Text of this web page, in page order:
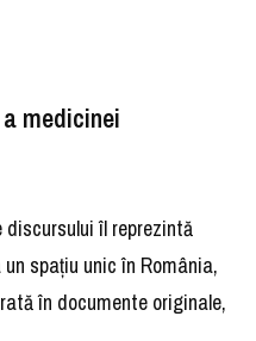
medicinei
îl reprezintă
spațiu unic în România,
în documente originale,